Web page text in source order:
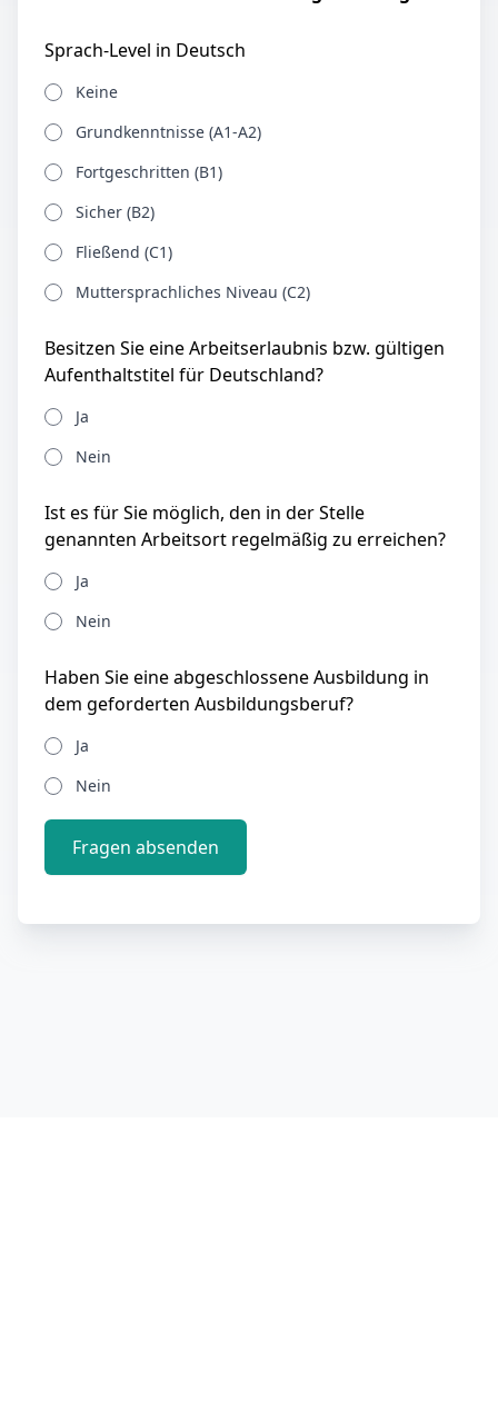
Sprach-Level in Deutsch
Keine
Grundkenntnisse (A1-A2)
Fortgeschritten (B1)
Sicher (B2)
Fließend (C1)
Muttersprachliches Niveau (C2)
Besitzen Sie eine Arbeitserlaubnis bzw. gültigen
Aufenthaltstitel für Deutschland?
Ja
Nein
Ist es für Sie möglich, den in der Stelle
genannten Arbeitsort regelmäßig zu erreichen?
Ja
Nein
Haben Sie eine abgeschlossene Ausbildung in
dem geforderten Ausbildungsberuf?
Ja
Nein
Fragen absenden